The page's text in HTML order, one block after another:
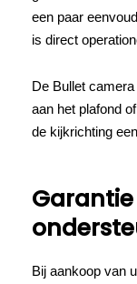
een paar
is direct
De Bullet
aan het plafond
de kijkrichting
Bij aankoop van